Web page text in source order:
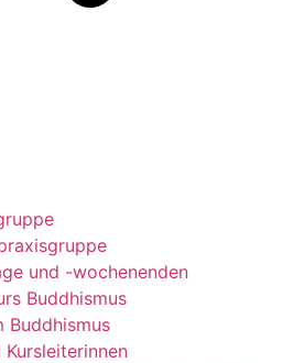
und -wochenenden
Buddhismus
Buddhismus